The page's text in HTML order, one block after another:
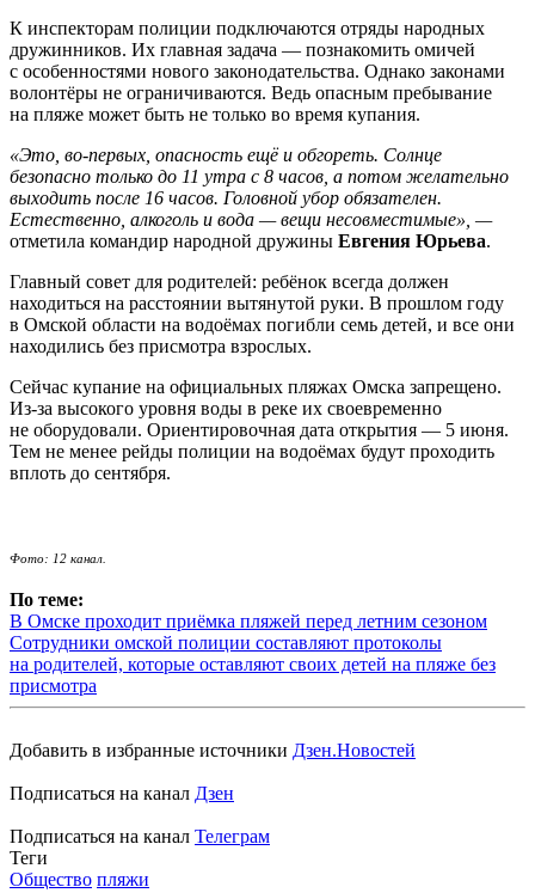
К инспекторам полиции подключаются отряды народных
дружинников. Их главная задача — познакомить омичей
с особенностями нового законодательства. Однако законами
волонтёры не ограничиваются. Ведь опасным пребывание
на пляже может быть не только во время купания.
«Это, во-первых, опасность ещё и обгореть. Солнце
безопасно только до 11 утра с 8 часов, а потом желательно
выходить после 16 часов. Головной убор обязателен.
Естественно, алкоголь и вода — вещи несовместимые», —
отметила командир народной дружины Евгения Юрьева.
Главный совет для родителей: ребёнок всегда должен
находиться на расстоянии вытянутой руки. В прошлом году
в Омской области на водоёмах погибли семь детей, и все они
находились без присмотра взрослых.
Сейчас купание на официальных пляжах Омска запрещено.
Из-за высокого уровня воды в реке их своевременно
не оборудовали. Ориентировочная дата открытия — 5 июня.
Тем не менее рейды полиции на водоёмах будут проходить
вплоть до сентября.
Фото: 12 канал.
По теме:
В Омске проходит приёмка пляжей перед летним сезоном
Сотрудники омской полиции составляют протоколы
на родителей, которые оставляют своих детей на пляже без
присмотра
Добавить в избранные источники Дзен.Новостей
Подписаться на канал Дзен
Подписаться на канал Телеграм
Теги
Общество пляжи